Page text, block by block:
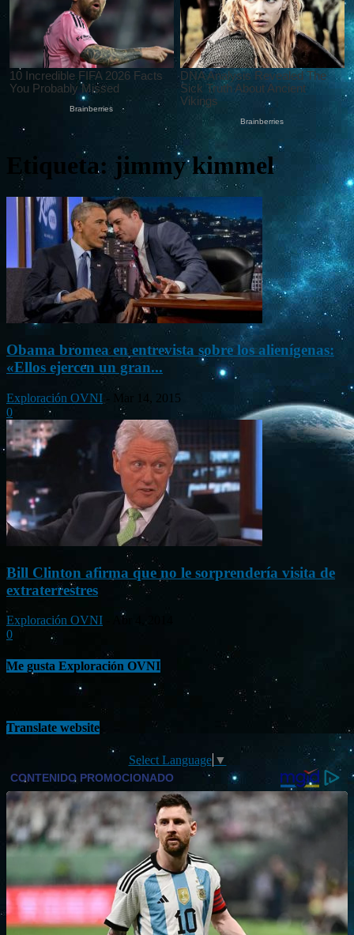
Etiqueta: jimmy kimmel
Obama bromea en entrevista sobre los alienígenas:
«Ellos ejercen un gran...
Exploración OVNI
Mar 14, 2015
0
Bill Clinton afirma que no le sorprendería visita de
extraterrestres
Exploración OVNI
Abr 4, 2014
0
Me gusta Exploración OVNI
Translate website
Select Language ▼